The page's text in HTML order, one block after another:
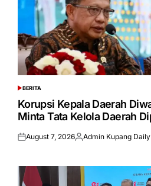
POSTED
IN
BERITA
Korupsi Kepala Daerah
Minta Tata Kelola Daerah
Posted
August 7, 2026Posted
Admin Kupang Daily